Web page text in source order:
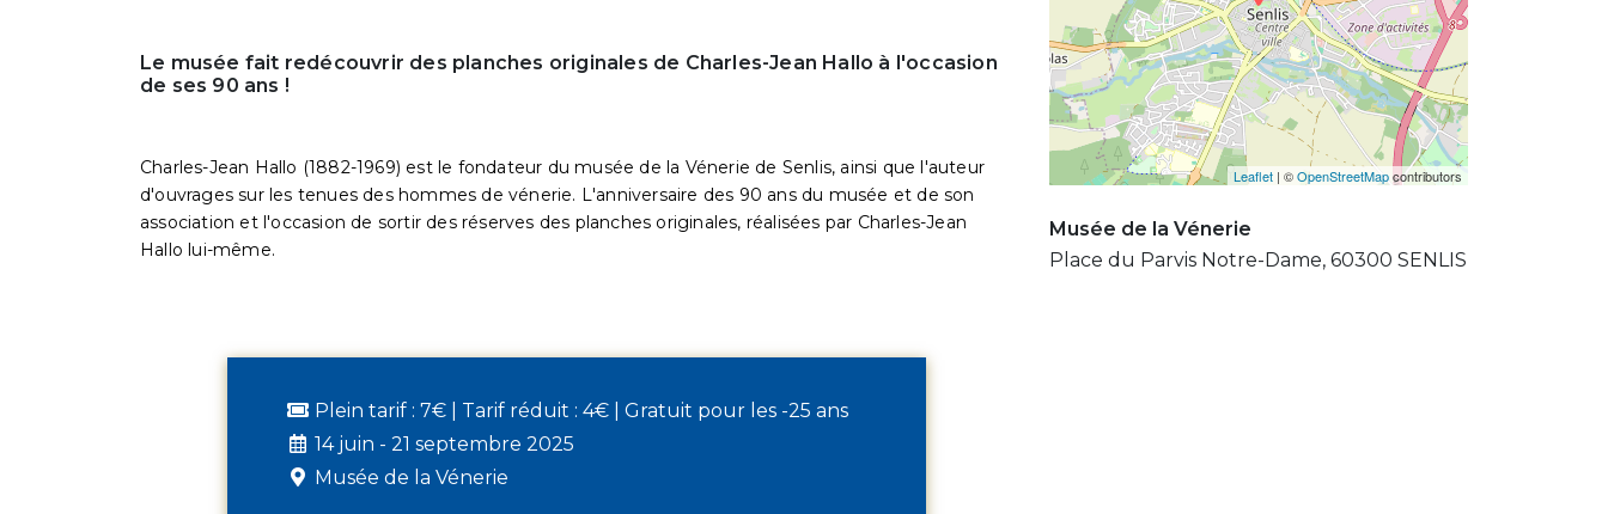
Leaflet | ©OpenStreetMapcontributors
Musée de la Vénerie
Place du Parvis Notre-Dame, 60300 SENLIS
Le musée fait redécouvrir des planches originales de Charles-Jean Hallo à l'occasion
de ses 90 ans !
Charles-Jean Hallo (1882-1969) est le fondateur du musée de la Vénerie de Senlis, ainsi que l'auteur
d'ouvrages sur les tenues des hommes de vénerie. L'anniversaire des 90 ans du musée et de son
association et l'occasion de sortir des réserves des planches originales, réalisées par Charles-Jean
Hallo lui-même.
Plein tarif : 7€ | Tarif réduit : 4€ | Gratuit pour les -25 ans
14 juin - 21 septembre 2025
Musée de la Vénerie